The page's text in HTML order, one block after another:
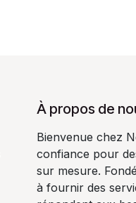
À propos de
Bienvenue chez
confiance pour
sur mesure.
à fournir des